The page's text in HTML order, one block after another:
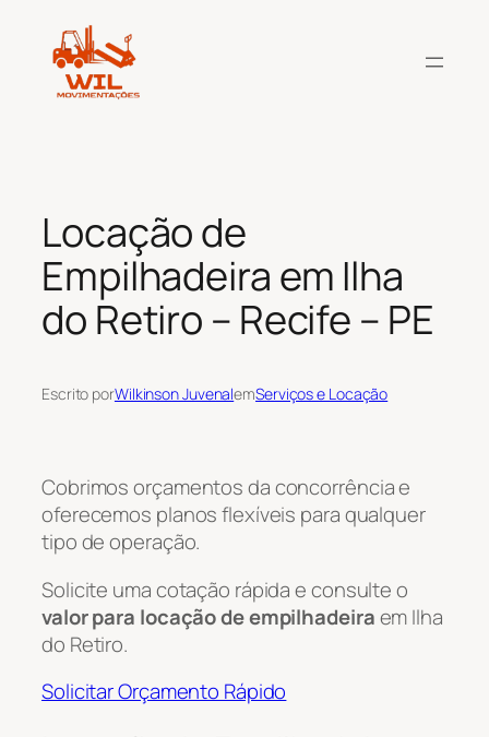
conteúdo
Locação de
Empilhadeira em Ilha
do Retiro – Recife – PE
Escrito porWilkinson JuvenalemServiços e Locação
Cobrimos orçamentos da concorrência e
oferecemos planos flexíveis para qualquer
tipo de operação.
Solicite uma cotação rápida e consulte o
valor para locação de empilhadeiraem Ilha
do Retiro.
Solicitar Orçamento Rápido